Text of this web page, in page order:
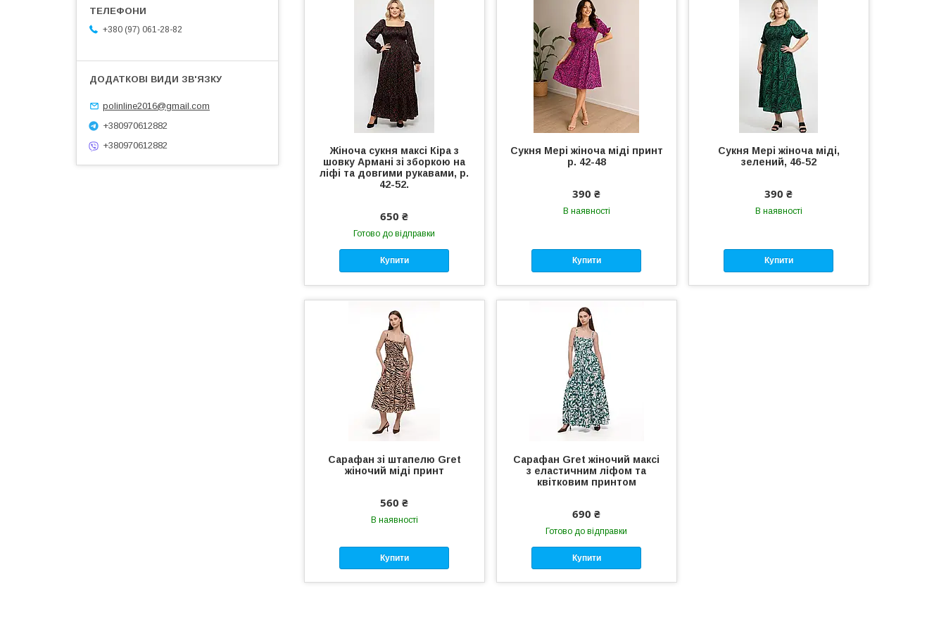
Жіноча сукня максі Кіра з
шовку Армані зі зборкою на
ліфі та довгими рукавами, р.
42-52.
650 ₴
Готово до відправки
Купити
Сукня Мері жіноча міді принт
р. 42-48
390 ₴
В наявності
Купити
Сукня Мері жіноча міді,
зелений, 46-52
390 ₴
В наявності
Купити
Сарафан зі штапелю Gret
жіночий міді принт
560 ₴
В наявності
Купити
Сарафан Gret жіночий максі
з еластичним ліфом та
квітковим принтом
690 ₴
Готово до відправки
Купити
+380 (97) 061-28-82
polinline2016@gmail.com
+380970612882
+380970612882